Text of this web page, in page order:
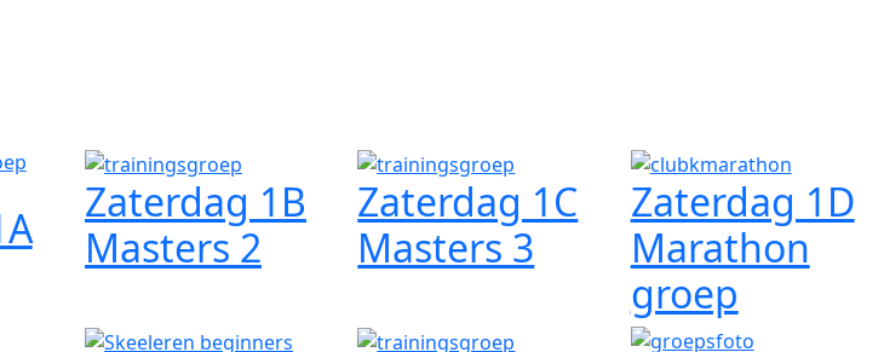
Zaterdag 1B
Masters 2
Zaterdag 1C
Masters 3
Zaterdag 1D
Marathon
groep